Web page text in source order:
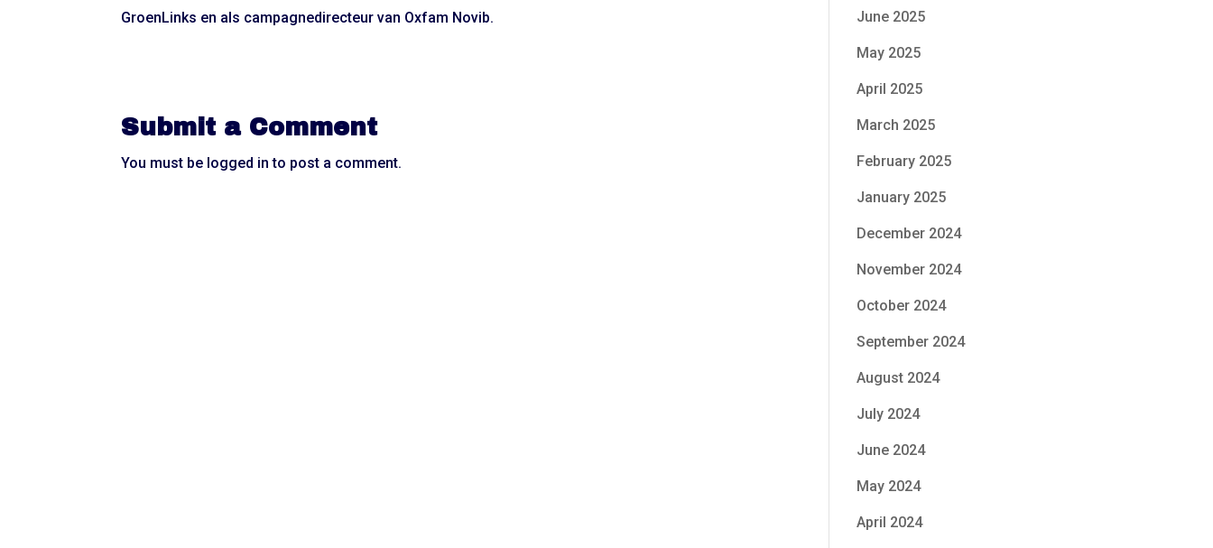
GroenLinks en als campagnedirecteur van Oxfam Novib.
Submit a Comment
You must be logged in to post a comment.
June 2025
May 2025
April 2025
March 2025
February 2025
January 2025
December 2024
November 2024
October 2024
September 2024
August 2024
July 2024
June 2024
May 2024
April 2024